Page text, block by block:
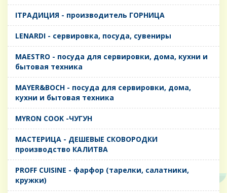
IТРАДИЦИЯ - производитель ГОРНИЦА
LENARDI - сервировка, посуда, сувениры
MAESTRO - посуда для сервировки, дома, кухни и
бытовая техника
MAYER&BOCH - посуда для сервировки, дома,
кухни и бытовая техника
MYRON COOK -ЧУГУН
MАСТЕРИЦА - ДЕШЕВЫЕ СКОВОРОДКИ
производство КАЛИТВА
PROFF CUISINE - фарфор (тарелки, салатники,
кружки)